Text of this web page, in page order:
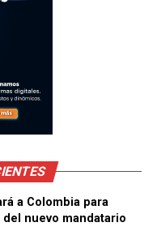
a Colombia para
nuevo mandatario